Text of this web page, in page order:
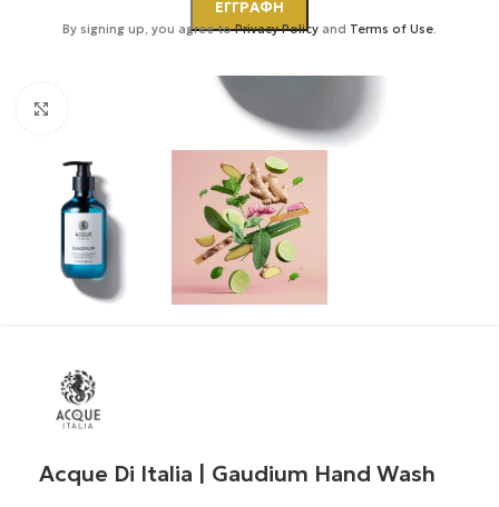
By signing up, you agree toPrivacy Policy and Terms of Use.
Κάντε κλικ για μεγέθυνση
Acque Di Italia | Gaudium Hand Wash